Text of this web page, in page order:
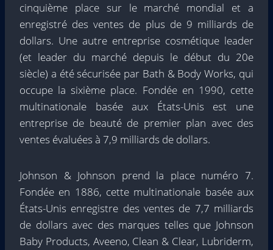
cinquième place sur le marché mondial et a
enregistré des ventes de plus de 9 milliards de
dollars. Une autre entreprise cosmétique leader
(et leader du marché depuis le début du 20e
siècle) a été sécurisée par Bath & Body Works, qui
occupe la sixième place. Fondée en 1990, cette
multinationale basée aux États-Unis est une
entreprise de beauté de premier plan avec des
ventes évaluées à 7,9 milliards de dollars.
Johnson & Johnson prend la place numéro 7.
Fondée en 1886, cette multinationale basée aux
États-Unis enregistre des ventes de 7,7 milliards
de dollars avec des marques telles que Johnson
Baby Products, Aveeno, Clean & Clear, Lubriderm,